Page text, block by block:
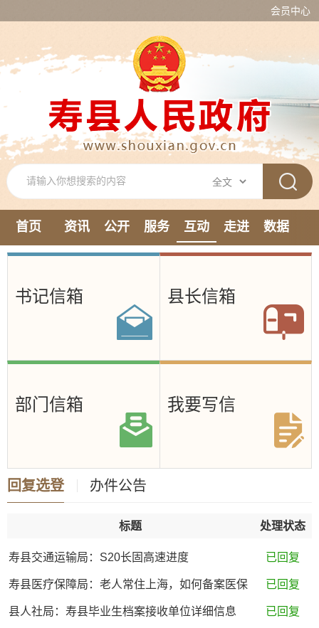
会员中心
首页 资讯 公开 服务 互动 走进
数据
新媒体
书记信箱 县长信箱
部门信箱 我要写信
回复选登 办件公告
标题 处理状态
寿县交通运输局：S20长固高速进度 已回复
寿县医疗保障局：老人常住上海，如何备案医保 已回复
县人社局：寿县毕业生档案接收单位详细信息 已回复